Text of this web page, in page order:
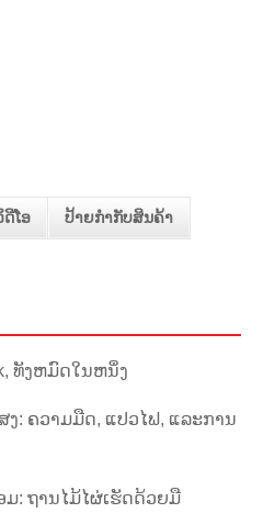
ດີໂອ ປ້າຍກຳກັບສິນຄ້າ
ທັງຫມົດໃນຫນຶ່ງ
: ຄວາມມືດ, ແປວໄຟ, ແລະການ
: ຖານໄມ້ໄຜ່ເຮັດດ້ວຍມື